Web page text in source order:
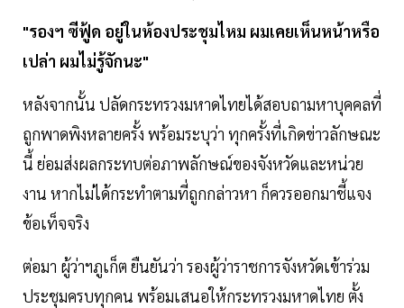
"รองฯ ซีฟู้ด อยู่ในห้องประชุมไหม ผมเคยเห็นหน้าหรือ
เปล่า ผมไม่รู้จักนะ"
หลังจากนั้น ปลัดกระทรวงมหาดไทยได้สอบถามหาบุคคลที่
ถูกพาดพิงหลายครั้ง พร้อมระบุว่า ทุกครั้งที่เกิดข่าวลักษณะ
นี้ ย่อมส่งผลกระทบต่อภาพลักษณ์ของจังหวัดและหน่วย
งาน หากไม่ได้กระทำตามที่ถูกกล่าวหา ก็ควรออกมาชี้แจง
ข้อเท็จจริง
ต่อมา ผู้ว่าฯภูเก็ต ยืนยันว่า รองผู้ว่าราชการจังหวัดเข้าร่วม
ประชุมครบทุกคน พร้อมเสนอให้กระทรวงมหาดไทย ตั้ง